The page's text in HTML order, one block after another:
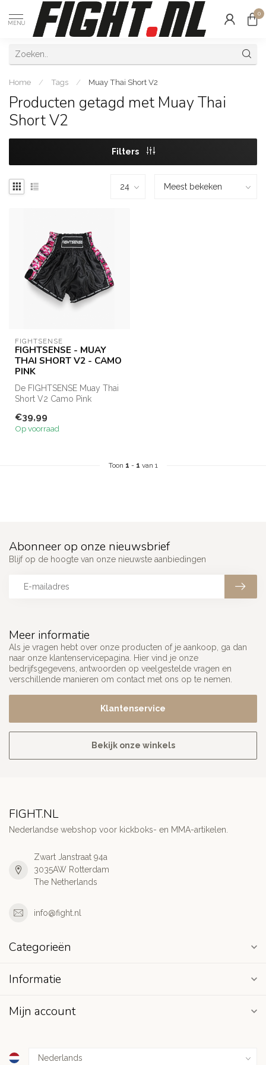
MENU
0
Home / Tags / Muay Thai Short V2
Producten getagd met Muay Thai
Short V2
Filters
FIGHTSENSE
FIGHTSENSE - MUAY
THAI SHORT V2 - CAMO
PINK
De FIGHTSENSE Muay Thai
Short V2 Camo Pink
materia...
€39,99
Op voorraad
Toon 1 - 1 van 1
Meer informatie
Als je vragen hebt over onze producten of je aankoop, ga dan
naar onze klantenservicepagina. Hier vind je onze
bedrijfsgegevens, antwoorden op veelgestelde vragen en
verschillende manieren om contact met ons op te nemen.
Klantenservice
Bekijk onze winkels
Abonneer op onze nieuwsbrief
Blijf op de hoogte van onze nieuwste aanbiedingen
FIGHT.NL
Nederlandse webshop voor kickboks- en MMA-artikelen.
Zwart Janstraat 94a
3035AW Rotterdam
The Netherlands
info@fight.nl
Categorieën
Informatie
Mijn account